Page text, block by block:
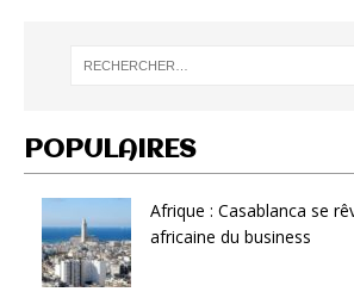
POPULAIRES
Afrique : Casablanca se
africaine du business